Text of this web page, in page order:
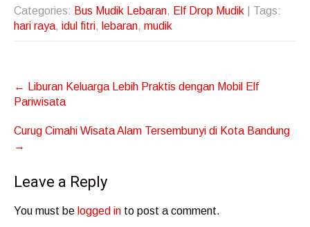
Categories: Bus Mudik Lebaran, Elf Drop Mudik
| Tags:
hari raya, idul fitri, lebaran, mudik
Post
navigation
←
Liburan Keluarga Lebih Praktis dengan Mobil Elf
Pariwisata
Curug Cimahi Wisata Alam Tersembunyi di Kota Bandung
→
Leave a Reply
You must be logged in to post a comment.